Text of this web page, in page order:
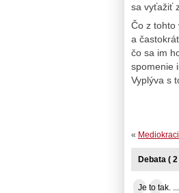
sa vyťažiť
Čo z tohto
a
čo sa im
spomenie
Vyplýva s
«
Debata (
Je to tak. ...